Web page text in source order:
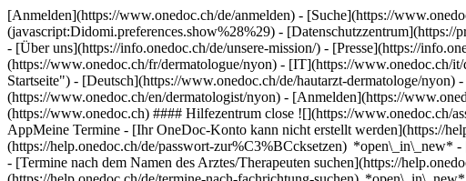
[Anmelden](https://www.onedoc.ch/de/anmelden) - [Suche](https://
(javascript:Didomi.preferences.show%28%29) -
- [Über uns](https://info.onedoc.ch/de/unsere-mission/) - [Presse](https://
(https://www.onedoc.ch/fr/dermatologue/nyon) - [IT](https://www.onedoc.ch/
Startseite") - [Deutsch](https://www.onedoc.ch/de/hautarzt-dermatologe/
(https://www.onedoc.ch/en/dermatologist/nyon) - [Anmelden](https://
(https://www.onedoc.ch) #### Hilfezentrum close ![](https://www.onedoc.ch/
AppMeine Termine - [Ihr OneDoc-Konto kann nicht erstellt werden](https://
(https://help.onedoc.ch/de/passwort-zur%C3%BCcksetzen) *open\_in\_new*
- [Termine nach dem Namen des Arztes/Therapeuten suchen](https://